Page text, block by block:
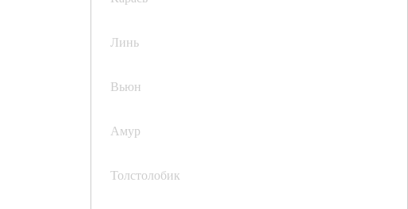
Линь
Вьюн
Амур
Толстолобик